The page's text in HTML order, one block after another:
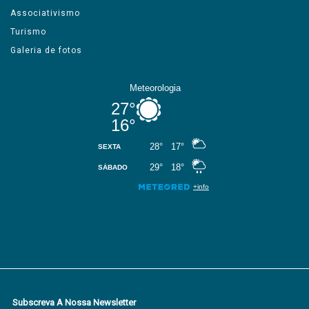
Associativismo
Turismo
Galeria de fotos
Subscreva A Nossa Newsletter